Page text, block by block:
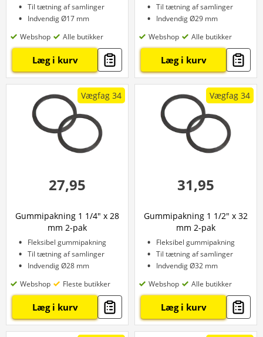
Til tætning af samlinger
Indvendig Ø17 mm
Webshop
Alle butikker
Læg i kurv
Til tætning af samlinger
Indvendig Ø29 mm
Webshop
Alle butikker
Læg i kurv
Vægfag 34
27,95
Gummipakning 1 1/4" x 28
mm 2-pak
Fleksibel gummipakning
Til tætning af samlinger
Indvendig Ø28 mm
Webshop
Fleste butikker
Læg i kurv
Vægfag 34
31,95
Gummipakning 1 1/2" x 32
mm 2-pak
Fleksibel gummipakning
Til tætning af samlinger
Indvendig Ø32 mm
Webshop
Alle butikker
Læg i kurv